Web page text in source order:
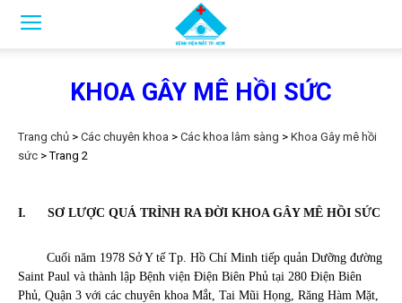
KHOA GÂY MÊ HỒI SỨC
Trang chủ > Các chuyên khoa > Các khoa lâm sàng > Khoa Gây mê hồi
sức >Trang 2
I. SƠ LƯỢC QUÁ TRÌNH RA ĐỜI KHOA GÂY MÊ HỒI SỨC
Cuối năm 1978 Sở Y tế Tp. Hồ Chí Minh tiếp quản Dưỡng đường
Saint Paul và thành lập Bệnh viện Điện Biên Phủ tại 280 Điện Biên
Phủ, Quận 3 với các chuyên khoa Mắt, Tai Mũi Họng, Răng Hàm Mặt,